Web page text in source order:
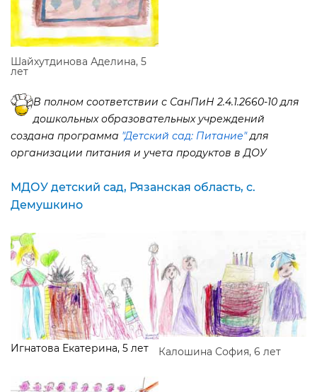
Шайхутдинова Аделина, 5
лет
полном соответствии с СанПиН 2.4.1.2660-10 для
дошкольных образовательных учреждений
создана программа "Детский сад: Питание"для
организации питания и учета продуктов в ДОУ
МДОУ детский сад, Рязанская область, с.
Демушкино
Игнатова Екатерина, 5 лет Калошина София, 6 лет